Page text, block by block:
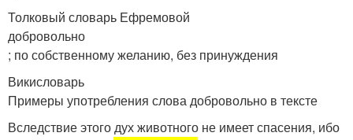
Толковый словарь Ефремовой
добровольно
; по собственному желанию, без принуждения
Викисловарь
Примеры употребления слова добровольно в тексте
Вследствие этого дух животного не имеет спасения, ибо